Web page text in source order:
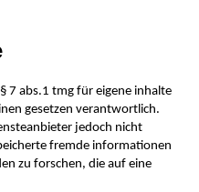
7 abs.1 tmg für eigene inhalte
gesetzen verantwortlich.
jedoch nicht
fremde informationen
zu forschen, die auf eine